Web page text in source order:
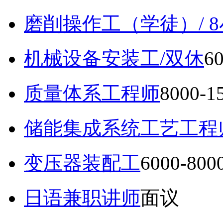
磨削操作工（学徒）/
机械设备安装工/双休
质量体系工程师8000-
储能集成系统工艺工程
变压器装配工6000-
日语兼职讲师面议